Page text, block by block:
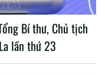
Bí thư, Chủ tịch
lần thứ 23